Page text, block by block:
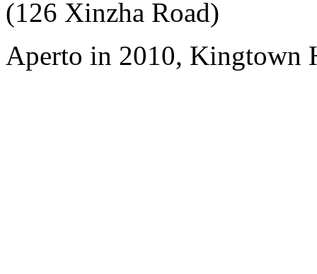
(126 Xinzha Road)
Aperto in 2010, Kingtown